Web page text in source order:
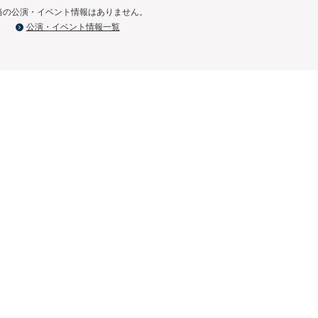
の公演・イベント情報はありません。
公演・イベント情報一覧